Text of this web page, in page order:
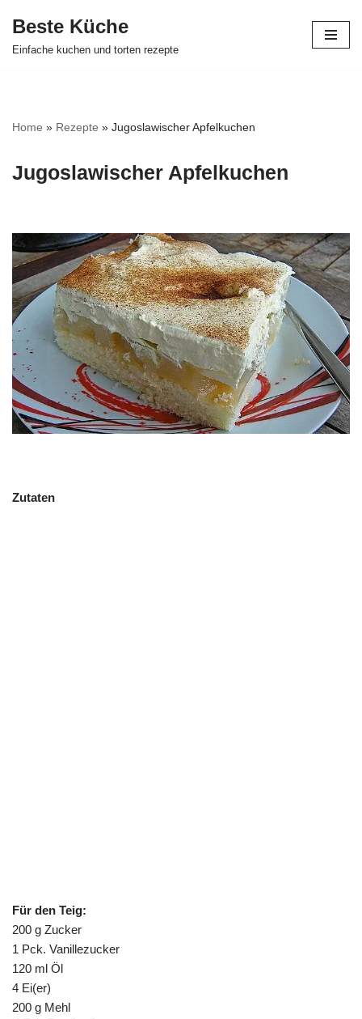
Zum
Beste Küche
Einfache kuchen und torten rezepte
Home » Rezepte » Jugoslawischer Apfelkuchen
Jugoslawischer Apfelkuchen
Zutaten
Für den Teig:
200 g Zucker
1 Pck. Vanillezucker
120 ml Öl
4 Ei(er)
200 g Mehl